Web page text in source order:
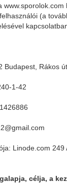
www.sporolok.com
(a
Rákos út
1-42
Linode.com 249
célja, a